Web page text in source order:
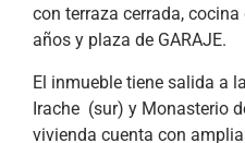
con terraza cerrada,
años y plaza de GARAJE.
El inmueble tiene salida a
Irache (sur) y Monasterio
vivienda cuenta con